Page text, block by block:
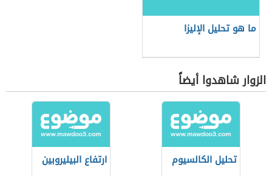
ما هو تحليل الإليزا
الزوار شاهدوا أيضاً
تحليل الكالسيوم ارتفاع البيليروبين